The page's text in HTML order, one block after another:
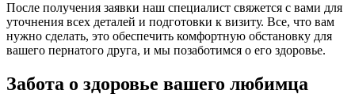
После получения заявки наш специалист свяжется с вами для
уточнения всех деталей и подготовки к визиту. Все, что вам
нужно сделать, это обеспечить комфортную обстановку для
вашего пернатого друга, и мы позаботимся о его здоровье.
Забота о здоровье вашего любимца